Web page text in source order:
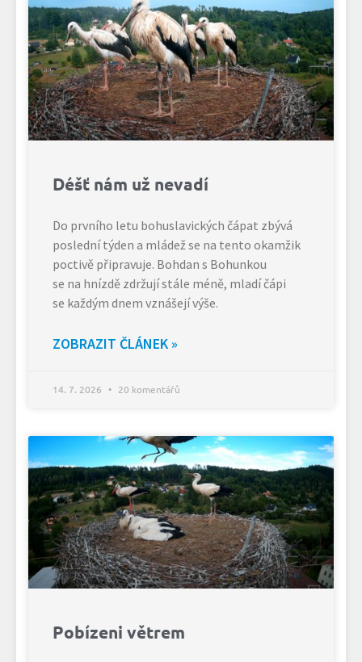
Déšť nám už nevadí
Do prvního letu bohuslavických čápat zbývá
poslední týden a mládež se na tento okamžik
poctivě připravuje. Bohdan s Bohunkou
se na hnízdě zdržují stále méně, mladí čápi
se každým dnem vznášejí výše.
ZOBRAZIT ČLÁNEK »
14. 7. 2026 20 komentářů
Pobízeni větrem